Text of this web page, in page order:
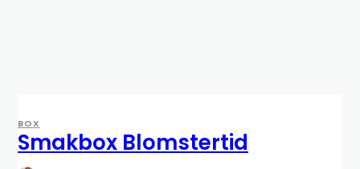
BOX
Smakbox Blomstertid